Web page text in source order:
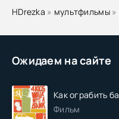
Ожидаем на сайте
Как ограбить
Фильм
HDrezka » мультфильмы»